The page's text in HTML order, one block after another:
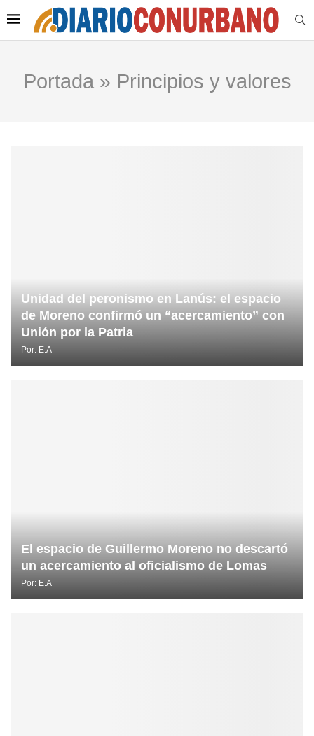
Portada» Principios y valores
Unidad del peronismo en Lanús: el espacio
de Moreno confirmó un “acercamiento” con
Unión por la Patria
Por: E.A
El espacio de Guillermo Moreno no descartó
un acercamiento al oficialismo de Lomas
Por: E.A